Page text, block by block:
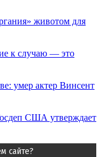
животом для
к случаю — это
умер актер Винсент
США утверждает
сайте?